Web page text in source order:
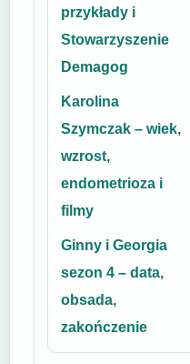
przykłady i
Stowarzyszenie
Demagog
Karolina
Szymczak – wiek,
wzrost,
endometrioza i
filmy
Ginny i Georgia
sezon 4 – data,
obsada,
zakończenie